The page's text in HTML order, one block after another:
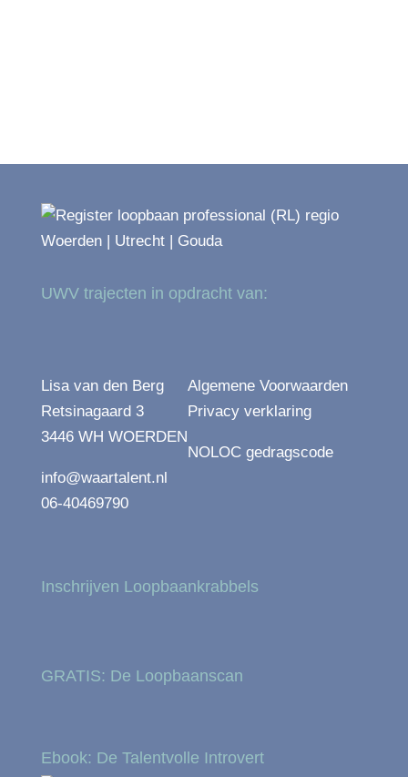
UWV trajecten in opdracht van:
Lisa van den Berg
Retsinagaard 3
3446 WH WOERDEN
info@waartalent.nl
06-40469790
Algemene Voorwaarden
Privacy verklaring
NOLOC gedragscode
Inschrijven Loopbaankrabbels
GRATIS: De Loopbaanscan
Ebook: De Talentvolle Introvert